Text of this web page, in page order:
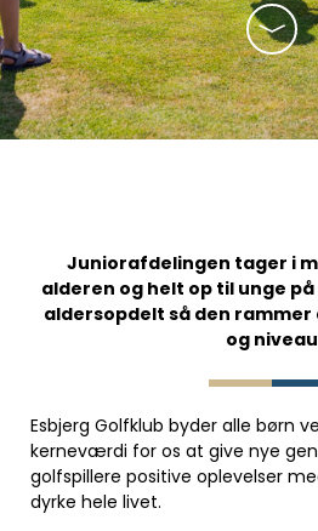
Juniorafdelingen tager i
alderen og helt op til unge
aldersopdelt så den
og niveau
Esbjerg Golfklub byder alle børn
kerneværdi for os at give nye
golfspillere positive oplevelser
dyrke hele livet.